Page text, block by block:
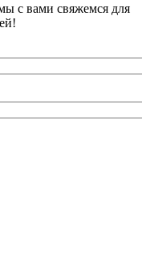
с вами свяжемся для